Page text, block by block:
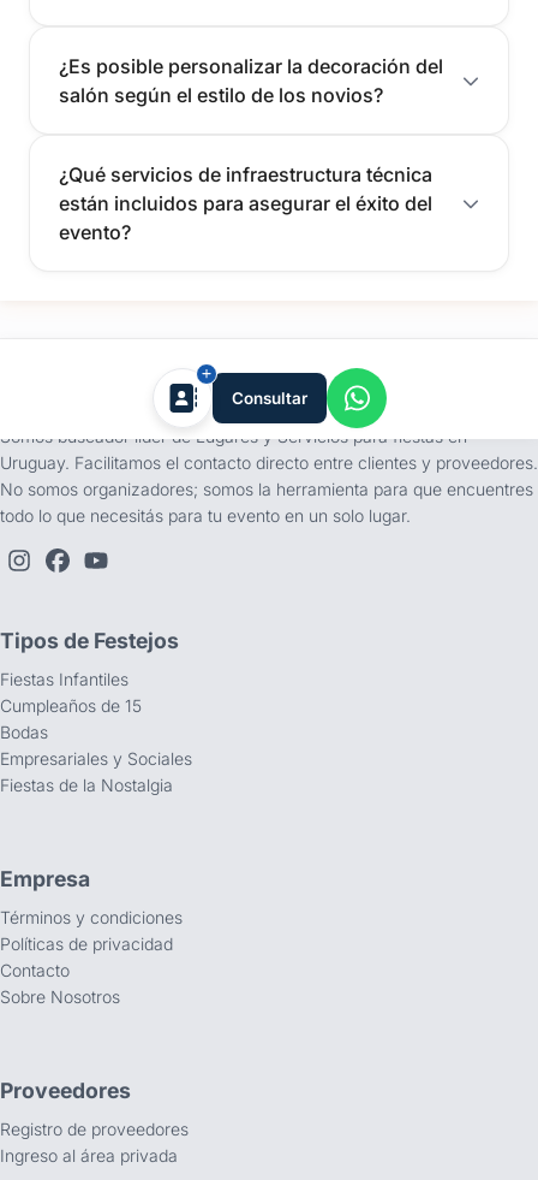
¿Es posible personalizar la decoración del
salón según el estilo de los novios?
¿Qué servicios de infraestructura técnica
están incluidos para asegurar el éxito del
evento?
Consultar
tufiesta.com.uy
Somos buscador líder de Lugares y Servicios para fiestas en
Uruguay. Facilitamos el contacto directo entre clientes y proveedores.
No somos organizadores; somos la herramienta para que encuentres
todo lo que necesitás para tu evento en un solo lugar.
Tipos de Festejos
Fiestas Infantiles
Cumpleaños de 15
Bodas
Empresariales y Sociales
Fiestas de la Nostalgia
Empresa
Términos y condiciones
Políticas de privacidad
Contacto
Sobre Nosotros
Proveedores
Registro de proveedores
Ingreso al área privada